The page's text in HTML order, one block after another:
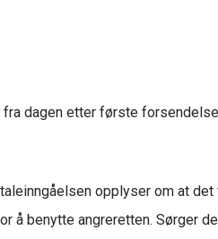
dagen etter første
opplyser om at
å benytte angreretten. Sørger